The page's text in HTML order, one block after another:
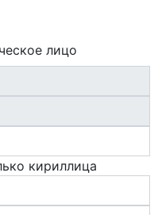
лицо
кириллица